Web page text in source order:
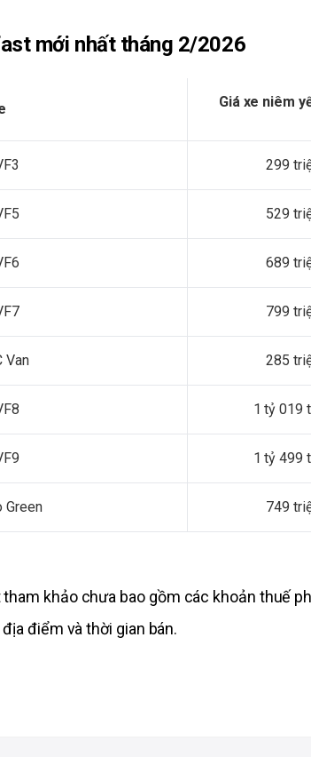
mới nhất tháng 2/2026
Giá xe niêm
299
529
689
799
Van 285
1 tỷ 019
1 tỷ 499
Green 749
khảo chưa bao gồm các khoản thuế
điểm và thời gian bán.